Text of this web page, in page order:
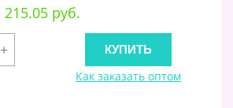
215.05 руб.
+
Как заказать оптом